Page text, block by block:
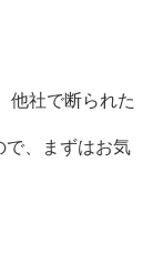
他社で断られた
で、まずはお気